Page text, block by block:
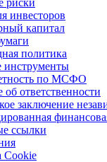
инвесторов
капитал
политика
инструменты
по МСФО
об ответственности
заключение
ссылки
Cookie